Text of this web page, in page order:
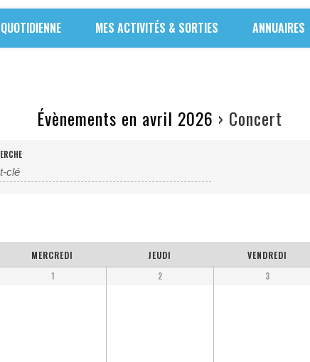
MES ACTIVITÉS & SORTIES ANNUAIRES
Évènements en avril 2026 › Concert
MERCREDI JEUDI VENDREDI
1 2 3